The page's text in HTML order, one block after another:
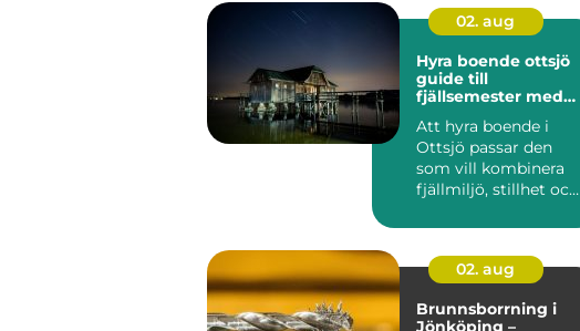
02. aug
Hyra boende ottsjö
guide till
fjällsemester med
Att hyra boende i
Ottsjö passar den
som vill kombinera
fjällmiljö, stillhet och
02. aug
Brunnsborrning i
Jönköping –